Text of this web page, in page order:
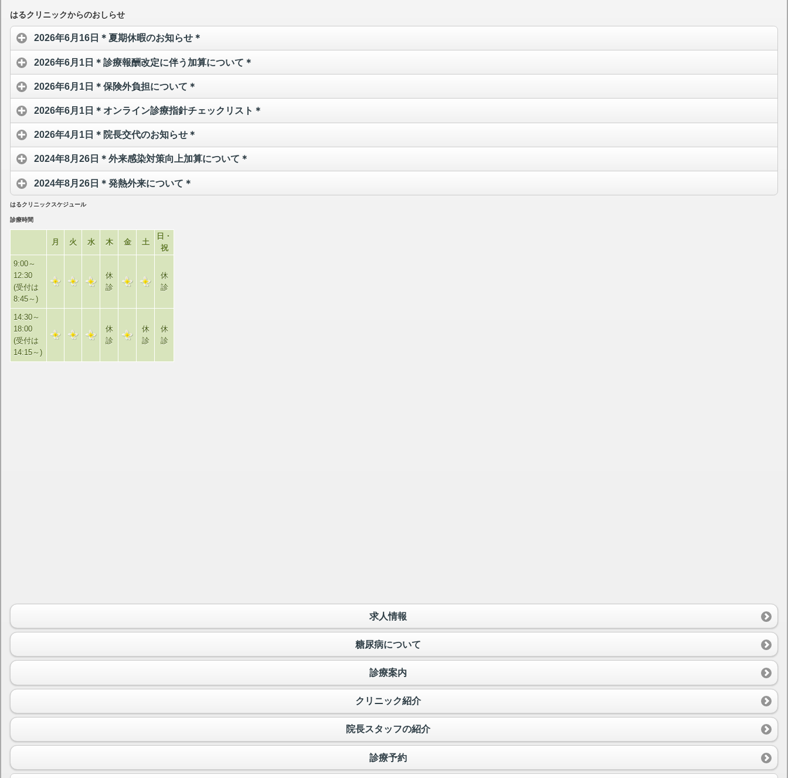
はるクリニックからのおしらせ
2026年6月16日＊夏期休暇のお知らせ＊
2026年6月1日＊診療報酬改定に伴う加算について＊
2026年6月1日＊保険外負担について＊
2026年6月1日＊オンライン診療指針チェックリスト＊
2026年4月1日＊院長交代のお知らせ＊
2024年8月26日＊外来感染対策向上加算について＊
2024年8月26日＊発熱外来について＊
はるクリニックスケジュール
診療時間
月 火 水 木 金 土
日・
祝
9:00～
12:30
(受付は
8:45～)
休
診
休
診
14:30～
18:00
(受付は
14:15～)
休
診
休
診
休
診
求人情報
糖尿病について
診療案内
クリニック紹介
院長スタッフの紹介
診療予約